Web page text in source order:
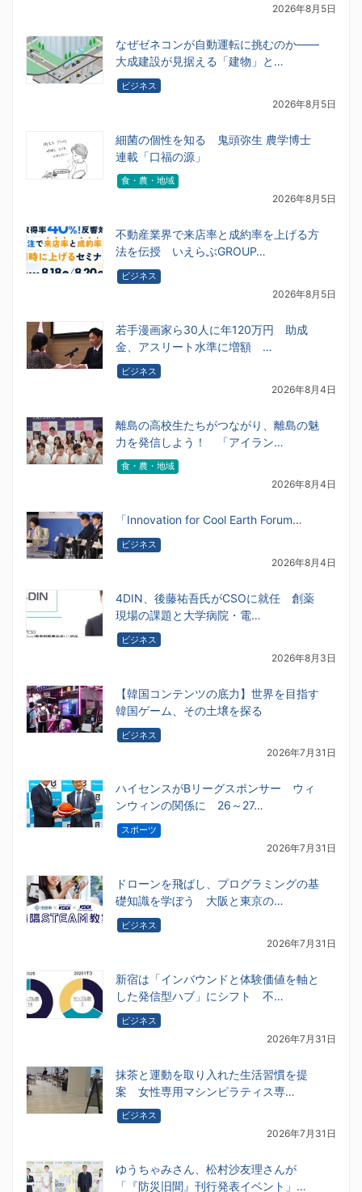
2026年8月5日
なぜゼネコンが自動運転に挑むのか――
大成建設が見据える「建物」と…
ビジネス
2026年8月5日
細菌の個性を知る 鬼頭弥生 農学博士
連載「口福の源」
食・農・地域
2026年8月5日
不動産業界で来店率と成約率を上げる方
法を伝授 いえらぶGROUP…
ビジネス
2026年8月5日
若手漫画家ら30人に年120万円 助成
金、アスリート水準に増額 …
ビジネス
2026年8月4日
離島の高校生たちがつながり、離島の魅
力を発信しよう！ 「アイラン…
食・農・地域
2026年8月4日
「Innovation for Cool Earth Forum…
ビジネス
2026年8月4日
4DIN、後藤祐吾氏がCSOに就任 創薬
現場の課題と大学病院・電…
ビジネス
2026年8月3日
【韓国コンテンツの底力】世界を目指す
韓国ゲーム、その土壌を探る
ビジネス
2026年7月31日
ハイセンスがBリーグスポンサー ウィ
ンウィンの関係に 26～27…
スポーツ
2026年7月31日
ドローンを飛ばし、プログラミングの基
礎知識を学ぼう 大阪と東京の…
ビジネス
2026年7月31日
新宿は「インバウンドと体験価値を軸と
した発信型ハブ」にシフト 不…
ビジネス
2026年7月31日
抹茶と運動を取り入れた生活習慣を提
案 女性専用マシンピラティス専…
ビジネス
2026年7月31日
ゆうちゃみさん、松村沙友理さんが
「『防災旧聞』刊行発表イベント」…